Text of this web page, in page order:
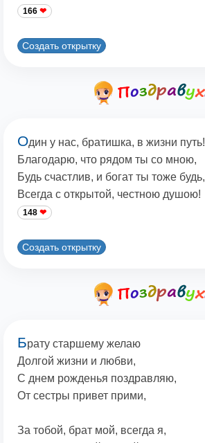
166
Создать открытку
Один у нас, братишка, в жизни путь!
Благодарю, что рядом ты со мною,
Будь счастлив, и богат ты тоже будь,
Всегда с открытой, честною душою!
148
Создать открытку
Брату старшему желаю
Долгой жизни и любви,
С днем рожденья поздравляю,
От сестры привет прими,
За тобой, брат мой, всегда я,